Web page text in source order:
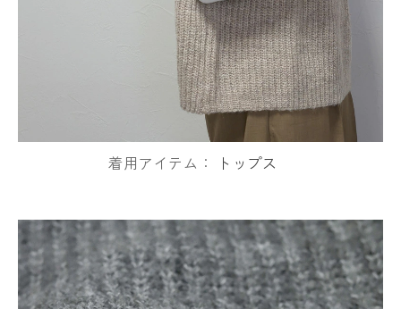
着用アイテム： トップス